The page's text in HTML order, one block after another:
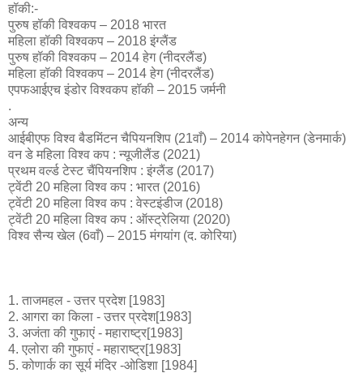
हॉकी:-
पुरुष हॉकी विश्वकप – 2018 भारत
महिला हॉकी विश्वकप – 2018 इंग्लैंड
पुरुष हॉकी विश्वकप – 2014 हेग (नीदरलैंड)
महिला हॉकी विश्वकप – 2014 हेग (नीदरलैंड)
एपफआईएच इंडोर विश्वकप हॉकी – 2015 जर्मनी
.
अन्य
आईबीएफ विश्व बैडमिंटन चैपियनशिप (21वाँ) – 2014 कोपेनहेगन (डेनमार्क)
वन डे महिला विश्व कप : न्यूजीलैंड (2021)
प्रथम वर्ल्ड टेस्ट चैंपियनशिप : इंग्लैंड (2017)
ट्वेंटी 20 महिला विश्व कप : भारत (2016)
ट्वेंटी 20 महिला विश्व कप : वेस्टइंडीज (2018)
ट्वेंटी 20 महिला विश्व कप : ऑस्ट्रेलिया (2020)
विश्व सैन्य खेल (6वाँ) – 2015 मंगयांग (द. कोरिया)
1. ताजमहल - उत्तर प्रदेश [1983]
2. आगरा का किला - उत्तर प्रदेश[1983]
3. अजंता की गुफाएं - महाराष्ट्र[1983]
4. एलोरा की गुफाएं - महाराष्ट्र[1983]
5. कोणार्क का सूर्य मंदिर -ओडिशा [1984]